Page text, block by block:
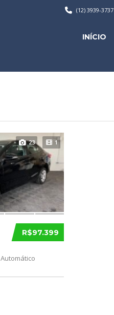
(12) 3939-3737
INÍCIO
23 1
R$97.399
Automático